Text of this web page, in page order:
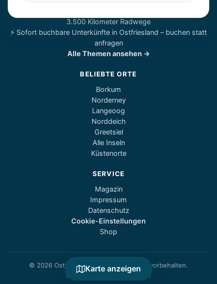
Karte anzeigen
3.500 Kilometer Radwege
⚡ Sofort buchbare Unterkünfte in Ostfriesland – buchen statt
anfragen
Alle Themen ansehen →
BELIEBTE ORTE
Borkum
Norderney
Langeoog
Norddeich
Greetsiel
Alle Inseln
Küstenorte
SERVICE
Magazin
Impressum
Datenschutz
Cookie-Einstellungen
Shop
© 2026 Ostfriesland1.de — Alle Rechte vorbehalten.
Alle Angaben ohne Gewähr.